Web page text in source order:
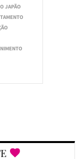
JAPÃO